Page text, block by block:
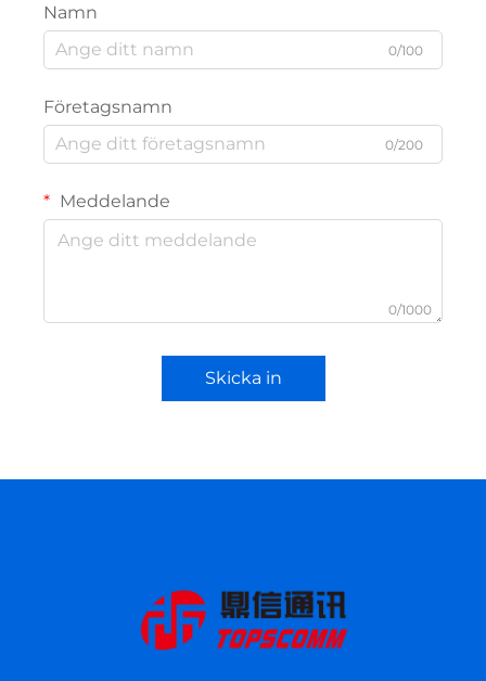
Namn
0/100
Företagsnamn
0/200
Meddelande
0/1000
Skicka in